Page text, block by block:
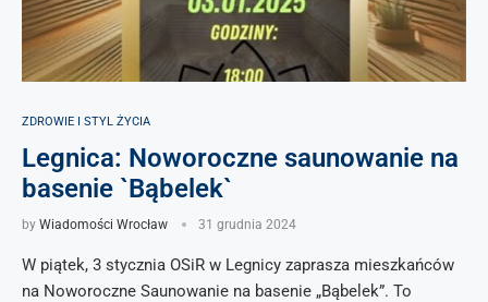
ZDROWIE I STYL ŻYCIA
Legnica: Noworoczne saunowanie na
basenie `Bąbelek`
by Wiadomości Wrocław 31 grudnia 2024
W piątek, 3 stycznia OSiR w Legnicy zaprasza mieszkańców
na Noworoczne Saunowanie na basenie „Bąbelek”. To